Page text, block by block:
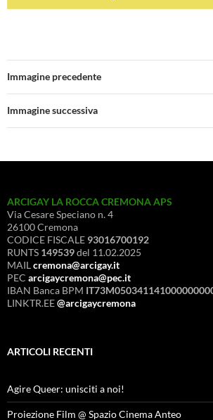
Immagine precedente
Immagine successiva
ARCIGAY LA ROCCA CREMONA APS
Via Cesare Speciano n. 4
26100 Cremona
CODICE FISCALE 93016700192
RUNTS 149539del 11.02.2025
MAIL cremona@arcigay.it
PEC arcigaycremona@pec.it
IBAN Banca BPM
LINKTR.EE@arcigaycremona
ARTICOLI RECENTI
Agire Queer: unisciti a noi!
Proiezione Film @ Spazio Cinema Anteo